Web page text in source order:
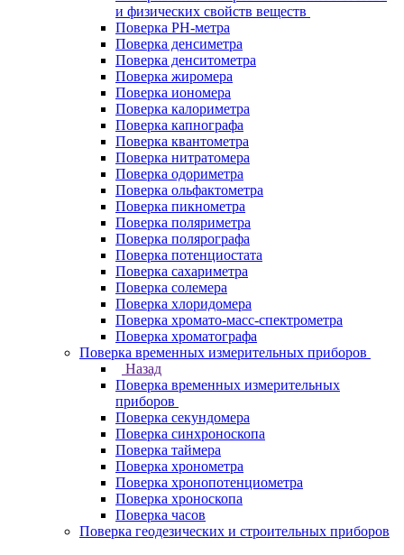
и физических свойств веществ
Поверка PH-метра
Поверка денсиметра
Поверка денситометра
Поверка жиромера
Поверка иономера
Поверка калориметра
Поверка капнографа
Поверка квантометра
Поверка нитратомера
Поверка одориметра
Поверка ольфактометра
Поверка пикнометра
Поверка поляриметра
Поверка полярографа
Поверка потенциостата
Поверка сахариметра
Поверка солемера
Поверка хлоридомера
Поверка хромато-масс-спектрометра
Поверка хроматографа
Поверка временных измерительных приборов
Назад
Поверка временных измерительных
приборов
Поверка секундомера
Поверка синхроноскопа
Поверка таймера
Поверка хронометра
Поверка хронопотенциометра
Поверка хроноскопа
Поверка часов
Поверка геодезических и строительных приборов